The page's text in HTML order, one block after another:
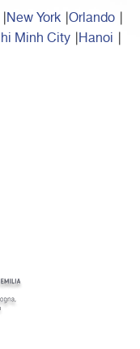
New York Orlando
Minh City Hanoi